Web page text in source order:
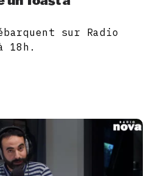
sur Radio
18h.